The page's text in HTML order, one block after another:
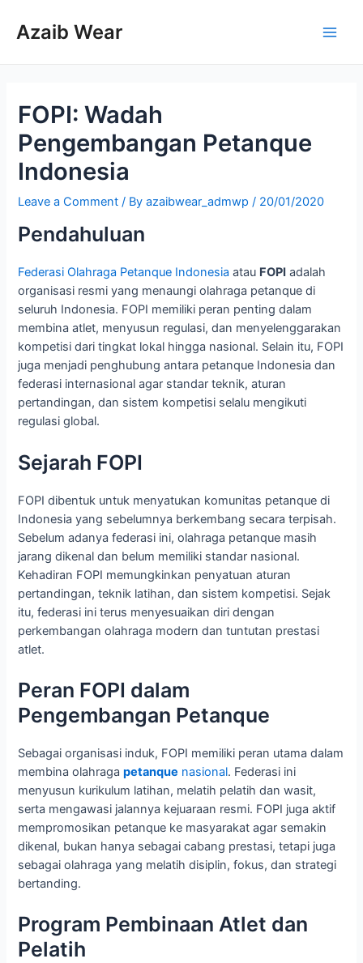
Azaib Wear
FOPI: Wadah
Pengembangan Petanque
Indonesia
Leave a Comment / Byazaibwear_admwp / 20/01/2020
Pendahuluan
Federasi Olahraga Petanque Indonesia atau FOPI adalah
organisasi resmi yang menaungi olahraga petanque di
seluruh Indonesia. FOPI memiliki peran penting dalam
membina atlet, menyusun regulasi, dan menyelenggarakan
kompetisi dari tingkat lokal hingga nasional. Selain itu, FOPI
juga menjadi penghubung antara petanque Indonesia dan
federasi internasional agar standar teknik, aturan
pertandingan, dan sistem kompetisi selalu mengikuti
regulasi global.
Sejarah FOPI
FOPI dibentuk untuk menyatukan komunitas petanque di
Indonesia yang sebelumnya berkembang secara terpisah.
Sebelum adanya federasi ini, olahraga petanque masih
jarang dikenal dan belum memiliki standar nasional.
Kehadiran FOPI memungkinkan penyatuan aturan
pertandingan, teknik latihan, dan sistem kompetisi. Sejak
itu, federasi ini terus menyesuaikan diri dengan
perkembangan olahraga modern dan tuntutan prestasi
atlet.
Peran FOPI dalam
Pengembangan Petanque
Sebagai organisasi induk, FOPI memiliki peran utama dalam
membina olahragapetanque nasional. Federasi ini
menyusun kurikulum latihan, melatih pelatih dan wasit,
serta mengawasi jalannya kejuaraan resmi. FOPI juga aktif
mempromosikan petanque ke masyarakat agar semakin
dikenal, bukan hanya sebagai cabang prestasi, tetapi juga
sebagai olahraga yang melatih disiplin, fokus, dan strategi
bertanding.
Program Pembinaan Atlet dan
Pelatih